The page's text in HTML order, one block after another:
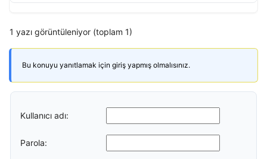
1 yazı görüntüleniyor (toplam 1)
Bu konuyu yanıtlamak için giriş yapmış olmalısınız.
Kullanıcı adı:
Parola: